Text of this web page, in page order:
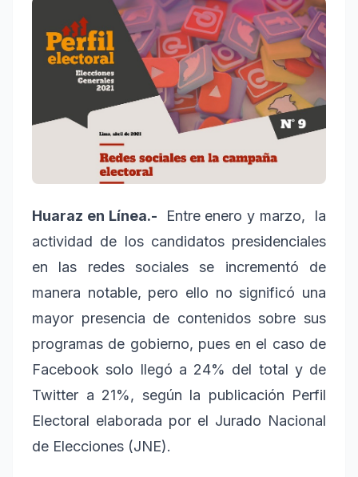
Huaraz en Línea.- Entre enero y marzo,
la
actividad de los candidatos presidenciales
en las redes sociales se incrementó de
manera notable, pero ello no significó una
mayor presencia de contenidos sobre sus
programas de gobierno, pues en el caso de
Facebook solo llegó a 24% del total y de
Twitter a 21%, según la publicación Perfil
Electoral elaborada por el Jurado Nacional
de Elecciones (JNE).